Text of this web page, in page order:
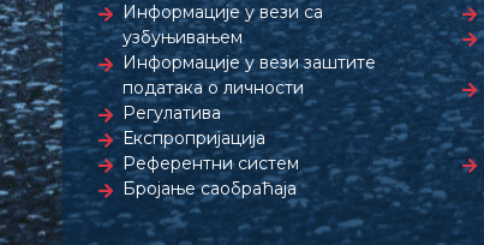
Информације у вези са
узбуњивањем
Информације у вези заштите
података о личности
Регулатива
Експропријација
Референтни систем
Бројање саобраћаја